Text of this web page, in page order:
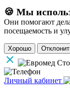
🍪 Мы
Они помогают
посещаемость и
Хорошо
Личный кабинет